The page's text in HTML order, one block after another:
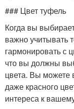
### Цвет туфель
Когда вы
важно учитывать
гармонировать с
что вы должны
цвета. Вы можете
даже красного
интереса к